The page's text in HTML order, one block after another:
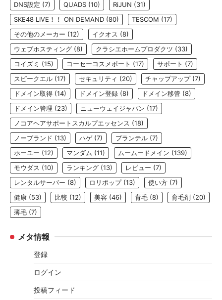
DNS設定 (7) QUADS (10) RiJUN (31)
SKE48 LIVE！！ ON DEMAND (80) TESCOM (17)
その他のメーカー (12) イクオス (8)
ウェブホスティング (8) クラシエホームプロダクツ (33)
コイズミ (15) コーセーコスメポート (17) サポート (7)
スピークエル (17) セキュリティ (20) チャップアップ(7)
ドメイン取得 (14) ドメイン登録 (8) ドメイン移管 (8)
ドメイン管理 (23) ニューウェイジャパン (17)
ノコアヘアサポートスカルプエッセンス (18)
ノーブランド (13) ハゲ (7) プランテル (7)
ホーユー (12) マンダム (11) ムームードメイン (139)
モウダス (10) ランキング (13) レビュー (7)
レンタルサーバー (8) ロリポップ(13) 使い方 (7)
健康 (53) 比較 (12) 美容 (46) 育毛 (8) 育毛剤 (20)
薄毛 (7)
メタ情報
登録
ログイン
投稿フィード